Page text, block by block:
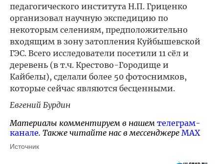
педагогического института Н.П. Гриценко
организовал научную экспедицию по
некоторым селениям, предположительно
входящим в зону затопления Куйбышевской
ГЭС. Всего исследователи посетили 11 сёл и
деревень (в т.ч. Крестово-Городище и
Кайбелы), сделали более 50 фотоснимков,
которые сейчас являются бесценными.
Евгений Бурдин
Материалы комментируем в нашем телеграм-
канале. Также читайте нас в мессенджере MAX
Источник